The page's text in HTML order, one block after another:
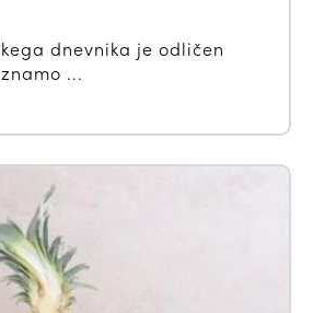
dnevnika je odličen
...